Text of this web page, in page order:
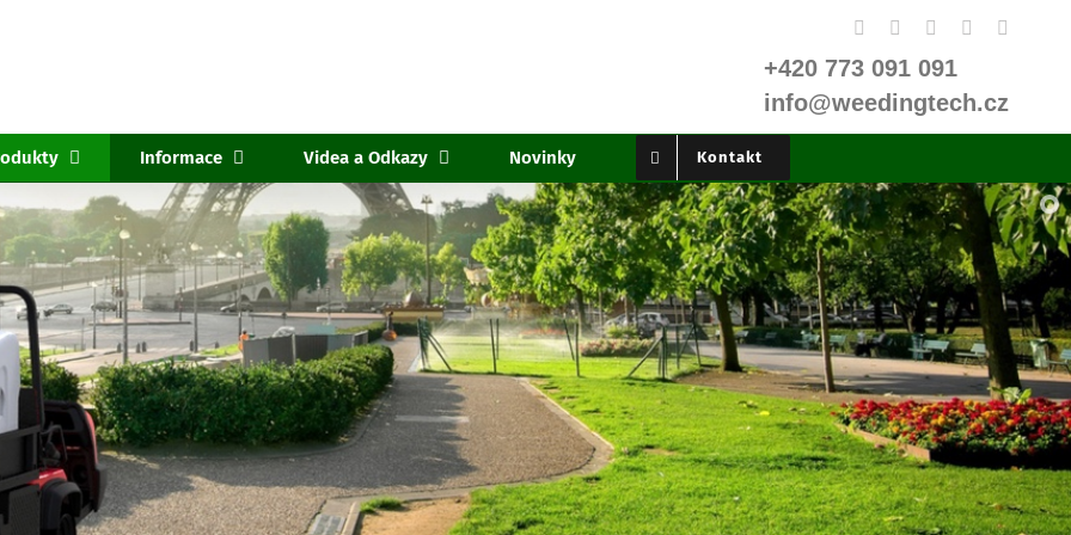
Facebook InstagramYouTube
+420 773 091 091
info@weedingtech.cz
Informace Videa a Odkazy Novinky Kontakt